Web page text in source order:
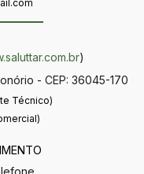
)
- CEP: 36045-170
Técnico)